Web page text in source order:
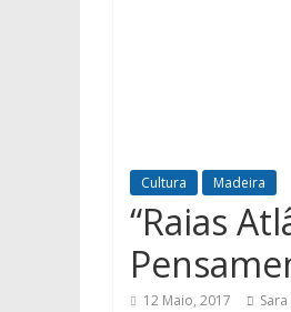
Cultura Madeira
“Raias
12 Maio, 2017